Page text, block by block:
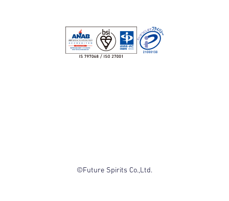
©Future Spirits Co.,Ltd.